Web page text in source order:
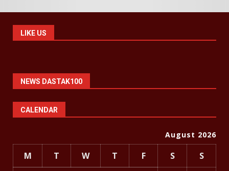
LIKE US
NEWS DASTAK100
CALENDAR
August 2026
M T W T F S S